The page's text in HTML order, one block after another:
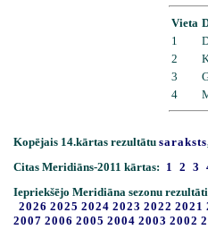
Vieta
1
2
3
4
Kopējais 14.kārtas rezultātu saraksts
Citas Meridiāns-2011 kārtas: 1 2 3
Iepriekšējo Meridiāna sezonu
2026 2025 2024 2023 2022 2021
2007 2006 2005 2004 2003 2002